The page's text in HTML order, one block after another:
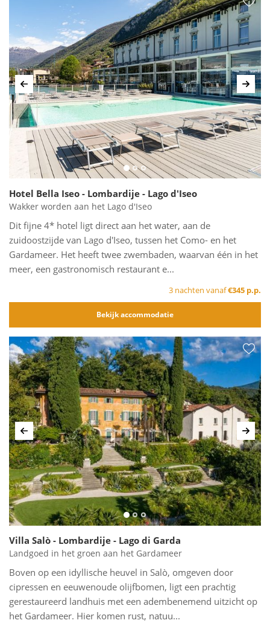
Vorige
Hotel Bella Iseo - Lombardije - Lago d'Iseo
Wakker worden aan het Lago d'Iseo
Dit fijne 4* hotel ligt direct aan het water, aan de
zuidoostzijde van Lago d'Iseo, tussen het Como- en het
Gardameer. Het heeft twee zwembaden, waarvan één in het
meer, een gastronomisch restaurant e...
3 nachten vanaf€345 p.p.
Bekijk accommodatie
Vorige
Villa Salò - Lombardije - Lago di Garda
Landgoed in het groen aan het Gardameer
Boven op een idyllische heuvel in Salò, omgeven door
cipressen en eeuwenoude olijfbomen, ligt een prachtig
gerestaureerd landhuis met een adembenemend uitzicht op
het Gardameer. Hier komen rust, natuu...